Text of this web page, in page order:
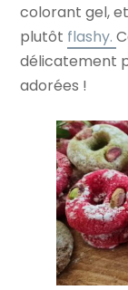
colorant gel,
plutôt flashy.
délicatement
adorées !